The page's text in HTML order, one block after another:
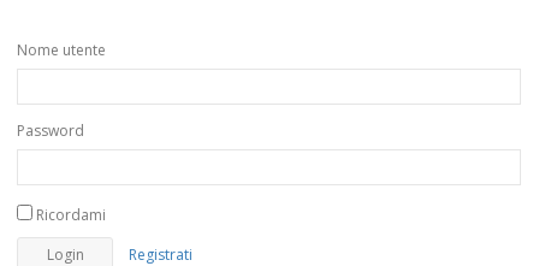
Nome utente
Password
Ricordami
Registrati